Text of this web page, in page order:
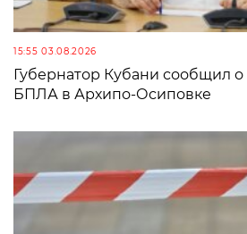
15:55 03.08.2026
Губернатор Кубани сообщил о
БПЛА в Архипо-Осиповке